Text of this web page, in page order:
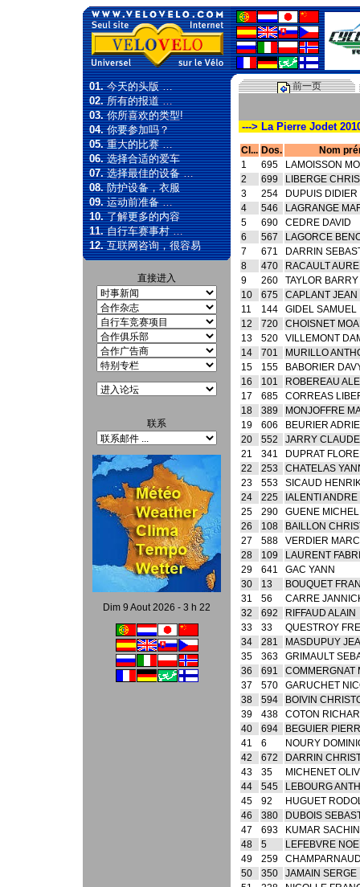
01.今天的头版 …
02.所有的报道 …
03.你所喜欢的类型!
04.你要参加吗？
05.重大的比赛 …
06.选择合适的爱车
07.选择最佳的设备 …
08.防护设备，衣服
09.运动前准备 …
10.了解更多的内容
11.自行车赛事村 …
12.互联网咨询，很容易
直接进入
联系
Dim 9 Aout 2026 - 3 h 22
前一页
---> La Pierre Jodet
Cl... Dos.
Nom
1
695
LAMOISSON
2
699
LIBERGE
3
254
DUPUIS DIDIER
4
546
LAGRANGE
5
690
CEDRE DAVID
6
567
LAGORCE
7
671
DARRIN
8
470
RACAULT
9
260
TAYLOR BARRY
10
675
CAPLANT JEAN
11
144
GIDEL SAMUEL
12
720
CHOISNET
13
520
VILLEMONT
14
701
MURILLO
15
155
BABORIER
16
101
ROBEREAU
17
685
CORREAS
18
389
MONJOFFRE
19
606
BEURIER
20
552
JARRY CLAUDE
21
341
DUPRAT
22
253
CHATELAS
23
553
SICAUD
24
225
IALENTI ANDRE
25
290
GUENE MICHEL
26
108
BAILLON
27
588
VERDIER MARC
28
109
LAURENT
29
641
GAC YANN
30
13
BOUQUET
31
56
CARRE
32
692
RIFFAUD ALAIN
33
33
QUESTROY
34
281
MASDUPUY
35
363
GRIMAULT
36
691
COMMERGNAT
37
570
GARUCHET
38
594
BOIVIN
39
438
COTON
40
694
BEGUIER
41
6
NOURY
42
672
DARRIN
43
35
MICHENET
44
545
LEBOURG
45
92
HUGUET
46
380
DUBOIS
47
693
KUMAR SACHIN
48
5
LEFEBVRE
49
259
50
350
JAMAIN SERGE